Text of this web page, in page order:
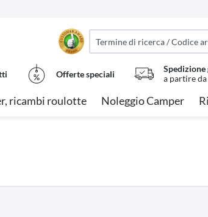
Offerte speciali
a partire
ricambi roulotte Noleggio Camper